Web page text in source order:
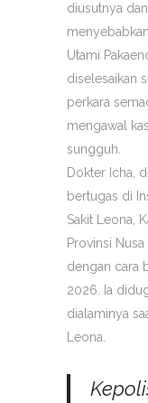
diusutnya
Utami
diselesaikan
perkara
mengawal
sungguh.
Dokter Icha,
bertugas di
Sakit Leona,
Provinsi
dengan cara
2026. Ia
dialaminya
Leona.